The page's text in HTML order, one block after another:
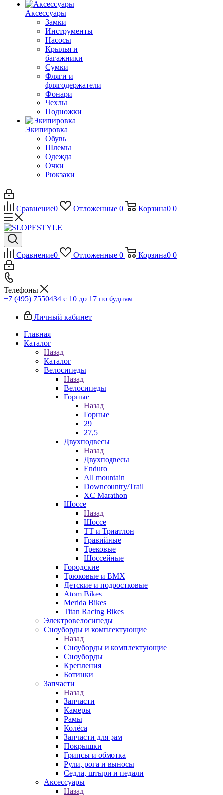
Аксессуары
Замки
Инструменты
Насосы
Крылья и
багажники
Сумки
Фляги и
флягодержатели
Фонари
Чехлы
Подножки
Экипировка
Обувь
Шлемы
Одежда
Очки
Рюкзаки
Сравнение0 Отложенные 0 Корзина0 0
Сравнение0 Отложенные 0 Корзина0 0
Телефоны
+7 (495) 7550434 с 10 до 17 по будням
Личный кабинет
Главная
Каталог
Назад
Каталог
Велосипеды
Назад
Велосипеды
Горные
Назад
Горные
29
27,5
Двухподвесы
Назад
Двухподвесы
Enduro
All mountain
Downcountry/Trail
XC Marathon
Шоссе
Назад
Шоссе
ТТ и Триатлон
Гравийные
Трековые
Шоссейные
Городские
Трюковые и BMX
Детские и подростковые
Atom Bikes
Merida Bikes
Titan Racing Bikes
Электровелосипеды
Cноуборды и комплектующие
Назад
Cноуборды и комплектующие
Сноуборды
Крепления
Ботинки
Запчасти
Назад
Запчасти
Камеры
Рамы
Колёса
Запчасти для рам
Покрышки
Грипсы и обмотка
Рули, рога и выносы
Седла, штыри и педали
Аксессуары
Назад